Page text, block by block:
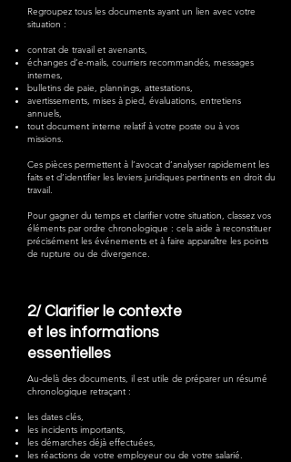
Regroupez tous les documents ayant un lien avec votre
situation :
contrat de travail et avenants,
échanges d’e-mails, courriers recommandés, messages
internes,
bulletins de paie, plannings, attestations,
avertissements, mises à pied, évaluations, entretiens
annuels,
tout document interne relatif à votre poste ou à vos
missions.
Ces pièces permettent à l’avocat d’analyser rapidement les
faits et d’identifier les leviers juridiques pertinents en droit du
travail.
Pour gagner du temps et clarifier votre situation, classez vos
éléments par ordre chronologique : cela aide à reconstituer
précisément les événements et à faire apparaître les points
de rupture ou de divergence.
2/Clarifier le contexte
et les informations
essentielles
Au-delà des documents, il est utile de préparer un résumé
chronologique retraçant :
les dates clés,
les incidents importants,
les démarches déjà effectuées,
les réactions de votre employeur ou de votre salarié.